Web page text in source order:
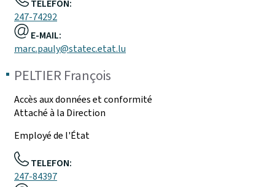
TELEFON:
247-74292
E-MAIL:
marc.pauly@statec.etat.lu
PELTIER François
Accès aux données et conformité
Attaché à la Direction
Employé de l'État
TELEFON:
247-84397